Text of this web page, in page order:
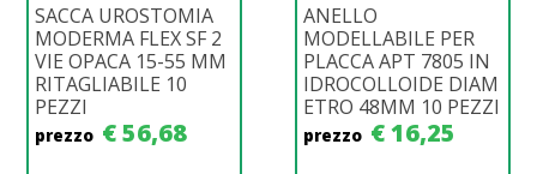
SACCA UROSTOMIA
MODERMA FLEX SF 2
VIE OPACA 15-55 MM
RITAGLIABILE 10
PEZZI
prezzo € 56,68
ANELLO
MODELLABILE PER
PLACCA APT 7805 IN
IDROCOLLOIDE DIAM
ETRO 48MM 10 PEZZI
prezzo € 16,25